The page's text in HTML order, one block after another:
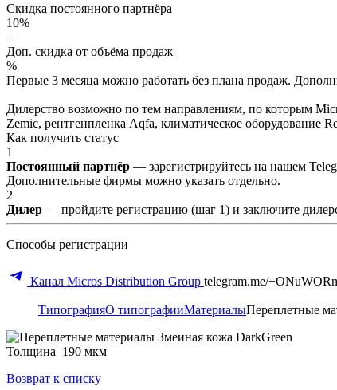
Скидка постоянного партнёра
10%
+
Доп. скидка от объёма продаж
%
Первые 3 месяца можно работать без плана продаж.
Дилерство возможно по тем направлениям, по которым
Zemic, рентгенпленка Aqfa, климатическое оборудование
Как получить статус
1
Постоянный партнёр — зарегистрируйтесь на нашем
Дополнительные фирмы можно указать отдельно.
2
Дилер — пройдите регистрацию (шаг 1) и заключите
Способы регистрации
Канал Micros Distribution Group telegram.me/
ТипографияО типографииМатериалыПереплетные
Толщина 190 мкм
Возврат к списку